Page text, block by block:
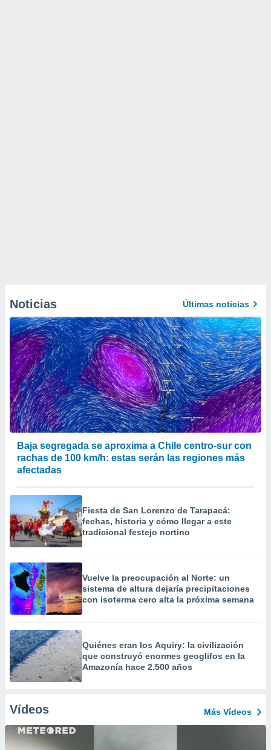
Noticias Últimas noticias
Baja segregada se aproxima a Chile centro-sur con
rachas de 100 km/h: estas serán las regiones más
afectadas
Fiesta de San Lorenzo de Tarapacá:
fechas, historia y cómo llegar a este
tradicional festejo nortino
Vuelve la preocupación al Norte: un
sistema de altura dejaría precipitaciones
con isoterma cero alta la próxima semana
Quiénes eran los Aquiry: la civilización
que construyó enormes geoglifos en la
Amazonía hace 2.500 años
Vídeos Más Vídeos